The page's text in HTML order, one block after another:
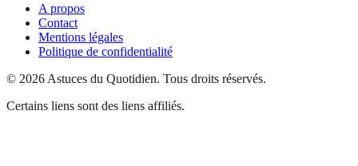
A propos
Contact
Mentions légales
Politique de confidentialité
© 2026 Astuces du Quotidien. Tous droits réservés.
Certains liens sont des liens affiliés.